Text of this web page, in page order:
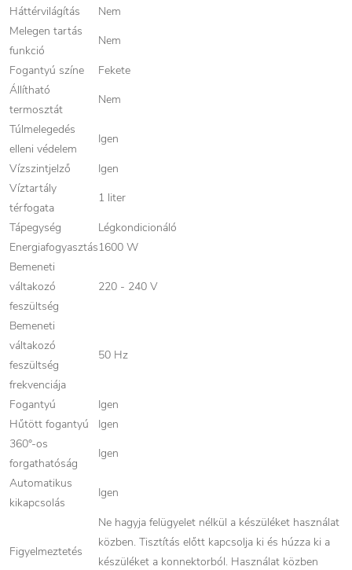
Háttérvilágítás
Nem
Melegen tartás
funkció
Nem
Fogantyú színe
Fekete
Állítható
termosztát
Nem
Túlmelegedés
elleni védelem
Igen
Vízszintjelző
Igen
Víztartály
térfogata
1 liter
Tápegység
Légkondicionáló
Energiafogyasztás1600 W
Bemeneti
váltakozó
feszültség
220 - 240 V
Bemeneti
váltakozó
feszültség
frekvenciája
50 Hz
Fogantyú
Igen
Hűtött fogantyú
Igen
360°-os
forgathatóság
Igen
Automatikus
kikapcsolás
Igen
Figyelmeztetés
Ne hagyja felügyelet nélkül a készüléket használat
közben. Tisztítás előtt kapcsolja ki és húzza ki a
készüléket a konnektorból. Használat közben